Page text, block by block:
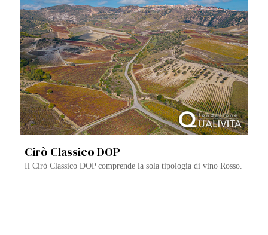
Cirò Classico DOP
Il Cirò Classico DOP comprende la sola tipologia di vino Rosso.